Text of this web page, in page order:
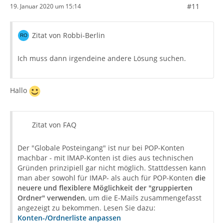
19. Januar 2020 um 15:14 #11
Zitat von Robbi-Berlin
Ich muss dann irgendeine andere Lösung suchen.
Hallo
Zitat von FAQ
Der "Globale Posteingang" ist nur bei POP-Konten
machbar - mit IMAP-Konten ist dies aus technischen
Gründen prinzipiell gar nicht möglich. Stattdessen kann
man aber sowohl für IMAP- als auch für POP-Konten die
neuere und flexiblere Möglichkeit der "gruppierten
Ordner" verwenden, um die E-Mails zusammengefasst
angezeigt zu bekommen. Lesen Sie dazu:
Konten-/Ordnerliste anpassen